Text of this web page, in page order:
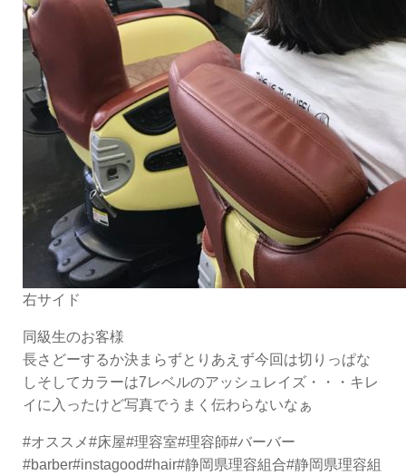
右サイド
同級生のお客様
長さどーするか決まらずとりあえず今回は切りっぱな
しそしてカラーは7レベルのアッシュレイズ・・・キレ
イに入ったけど写真でうまく伝わらないなぁ
#オススメ#床屋#理容室#理容師#バーバー
#barber#instagood#hair#静岡県理容組合#静岡県理容組